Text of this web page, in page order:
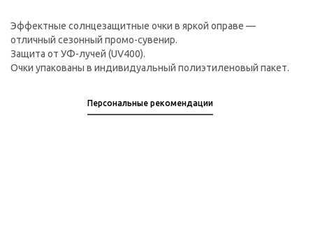
Эффектные солнцезащитные очки в яркой оправе —
отличный сезонный промо-сувенир.
Защита от УФ-лучей (UV400).
Очки упакованы в индивидуальный полиэтиленовый пакет.
Персональные рекомендации